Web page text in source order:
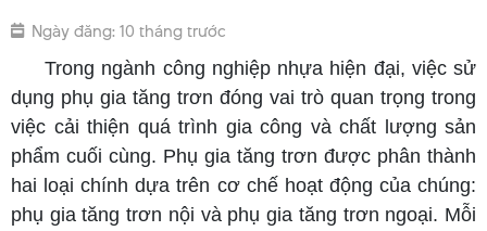
Ngày đăng: 10 tháng trước
Trong ngành công nghiệp nhựa hiện đại, việc sử
dụng phụ gia tăng trơn đóng vai trò quan trọng trong
việc cải thiện quá trình gia công và chất lượng sản
phẩm cuối cùng. Phụ gia tăng trơn được phân thành
hai loại chính dựa trên cơ chế hoạt động của chúng:
phụ gia tăng trơn nội và phụ gia tăng trơn ngoại. Mỗi